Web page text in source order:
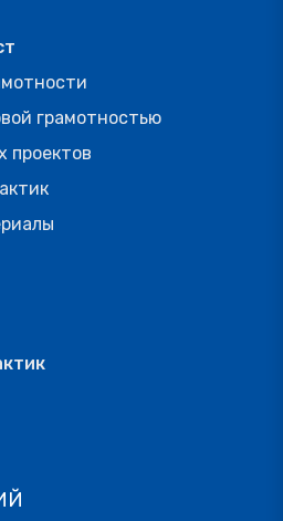
грамотностью
проектов